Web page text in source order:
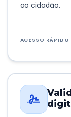
ao cidadão.
ACESSO RÁPIDO